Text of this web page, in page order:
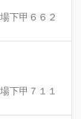
下甲６６２
下甲７１１